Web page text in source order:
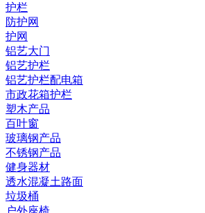
护栏
防护网
护网
铝艺大门
铝艺护栏
铝艺护栏配电箱
市政花箱护栏
塑木产品
百叶窗
玻璃钢产品
不锈钢产品
健身器材
透水混凝土路面
垃圾桶
户外座椅